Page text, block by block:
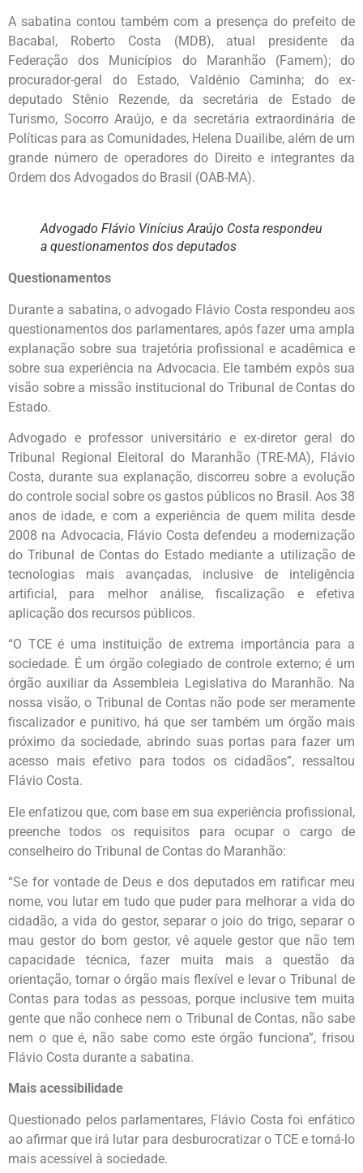
A sabatina contou também com a presença do prefeito de
Bacabal, Roberto Costa (MDB), atual presidente da
Federação dos Municípios do Maranhão (Famem); do
procurador-geral do Estado, Valdênio Caminha; do ex-
deputado Stênio Rezende, da secretária de Estado de
Turismo, Socorro Araújo, e da secretária extraordinária de
Políticas para as Comunidades, Helena Duailibe, além de um
grande número de operadores do Direito e integrantes da
Ordem dos Advogados do Brasil (OAB-MA).
Advogado Flávio Vinícius Araújo Costa respondeu
a questionamentos dos deputados
Questionamentos
Durante a sabatina, o advogado Flávio Costa respondeu aos
questionamentos dos parlamentares, após fazer uma ampla
explanação sobre sua trajetória profissional e acadêmica e
sobre sua experiência na Advocacia. Ele também expôs sua
visão sobre a missão institucional do Tribunal de Contas do
Estado.
Advogado e professor universitário e ex-diretor geral do
Tribunal Regional Eleitoral do Maranhão (TRE-MA), Flávio
Costa, durante sua explanação, discorreu sobre a evolução
do controle social sobre os gastos públicos no Brasil. Aos 38
anos de idade, e com a experiência de quem milita desde
2008 na Advocacia, Flávio Costa defendeu a modernização
do Tribunal de Contas do Estado mediante a utilização de
tecnologias mais avançadas, inclusive de inteligência
artificial, para melhor análise, fiscalização e efetiva
aplicação dos recursos públicos.
“O TCE é uma instituição de extrema importância para a
sociedade. É um órgão colegiado de controle externo; é um
órgão auxiliar da Assembleia Legislativa do Maranhão. Na
nossa visão, o Tribunal de Contas não pode ser meramente
fiscalizador e punitivo, há que ser também um órgão mais
próximo da sociedade, abrindo suas portas para fazer um
acesso mais efetivo para todos os cidadãos”, ressaltou
Flávio Costa.
Ele enfatizou que, com base em sua experiência profissional,
preenche todos os requisitos para ocupar o cargo de
conselheiro do Tribunal de Contas do Maranhão:
“Se for vontade de Deus e dos deputados em ratificar meu
nome, vou lutar em tudo que puder para melhorar a vida do
cidadão, a vida do gestor, separar o joio do trigo, separar o
mau gestor do bom gestor, vê aquele gestor que não tem
capacidade técnica, fazer muita mais a questão da
orientação, tornar o órgão mais flexível e levar o Tribunal de
Contas para todas as pessoas, porque inclusive tem muita
gente que não conhece nem o Tribunal de Contas, não sabe
nem o que é, não sabe como este órgão funciona”, frisou
Flávio Costa durante a sabatina.
Mais acessibilidade
Questionado pelos parlamentares, Flávio Costa foi enfático
ao afirmar que irá lutar para desburocratizar o TCE e torná-lo
mais acessível à sociedade.